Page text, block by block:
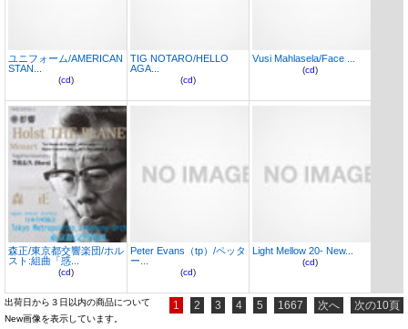
ユニフォーム/AMERICAN
STAN...
(cd)
TIG NOTARO/HELLO
AGA...
(cd)
Vusi Mahlasela/Face ...
(cd)
森正/東京都交響楽団/ホル
スト:組曲「惑...
(cd)
Peter Evans（tp）/ペッタ
ー...
(cd)
Light Mellow 20- New...
(cd)
1 2 3 4 5 1667 次へ 次の10頁
出荷日から３日以内の商品について
New画像を表示しています。